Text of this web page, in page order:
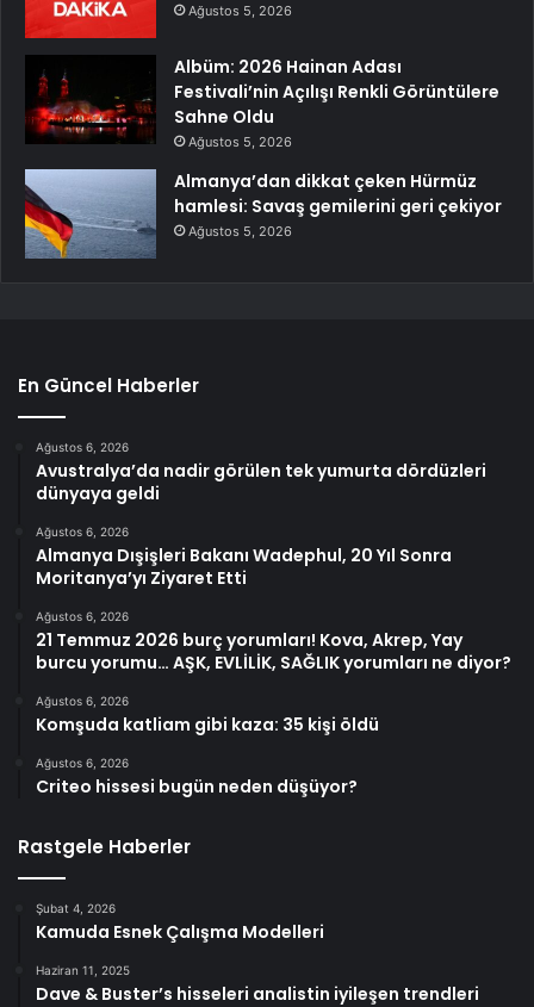
Ağustos 5, 2026
Albüm: 2026 Hainan Adası
Festivali’nin Açılışı Renkli Görüntülere
Sahne Oldu
Ağustos 5, 2026
Almanya’dan dikkat çeken Hürmüz
hamlesi: Savaş gemilerini geri çekiyor
Ağustos 5, 2026
En Güncel Haberler
Ağustos 6, 2026
Avustralya’da nadir görülen tek yumurta dördüzleri
dünyaya geldi
Ağustos 6, 2026
Almanya Dışişleri Bakanı Wadephul, 20 Yıl Sonra
Moritanya’yı Ziyaret Etti
Ağustos 6, 2026
21 Temmuz 2026 burç yorumları! Kova, Akrep, Yay
burcu yorumu… AŞK, EVLİLİK, SAĞLIK yorumları ne diyor?
Ağustos 6, 2026
Komşuda katliam gibi kaza: 35 kişi öldü
Ağustos 6, 2026
Criteo hissesi bugün neden düşüyor?
Rastgele Haberler
Şubat 4, 2026
Kamuda Esnek Çalışma Modelleri
Haziran 11, 2025
Dave & Buster’s hisseleri analistin iyileşen trendleri